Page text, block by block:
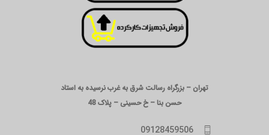
تهران – بزرگراه رسالت شرق به غرب نرسیده به استاد
حسن بنا – خ حسینی – پلاک 48
09128459506